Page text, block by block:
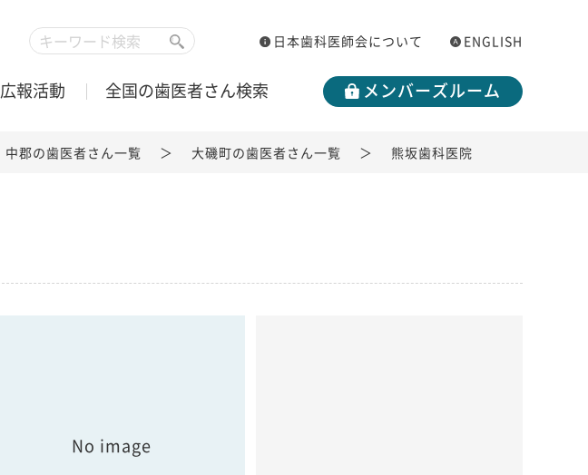
日本歯科医師会について ENGLISH
広報活動 全国の歯医者さん検索 メンバーズルーム
中郡の歯医者さん一覧 大磯町の歯医者さん一覧 熊坂歯科医院
No image